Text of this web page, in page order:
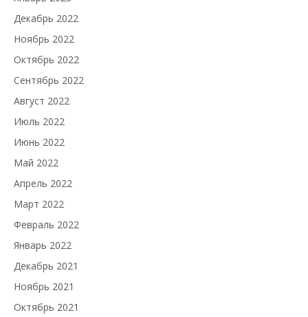
Декабрь 2022
Ноябрь 2022
Октябрь 2022
Сентябрь 2022
Август 2022
Июль 2022
Июнь 2022
Май 2022
Апрель 2022
Март 2022
Февраль 2022
Январь 2022
Декабрь 2021
Ноябрь 2021
Октябрь 2021